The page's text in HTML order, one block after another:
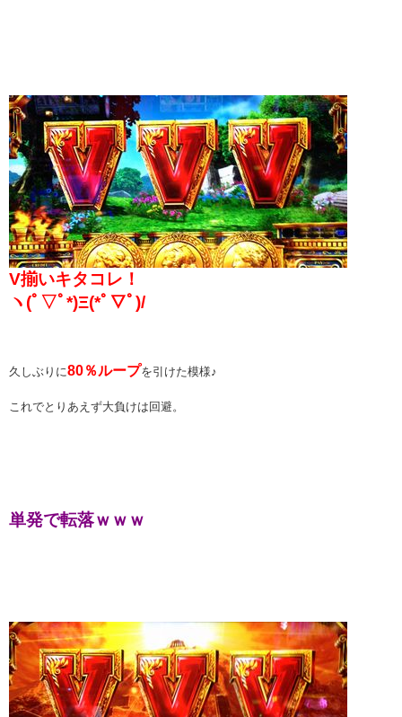
V揃いキタコレ！
ヽ(ﾟ▽ﾟ*)Ξ(*ﾟ▽ﾟ)/
久しぶりに80％ループを引けた模様♪
これでとりあえず大負けは回避。
単発で転落ｗｗｗ